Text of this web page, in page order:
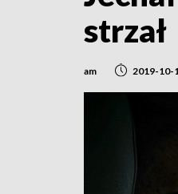
strzał
am 2019-10-